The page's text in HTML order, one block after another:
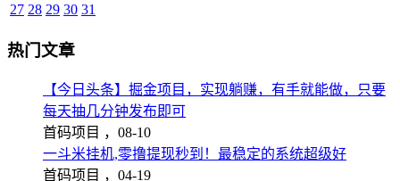
27 28 29 30 31
热门文章
【今日头条】掘金项目，实现躺赚，有手就能做，只要
每天抽几分钟发布即可
首码项目 ， 08-10
一斗米挂机,零撸提现秒到！最稳定的系统超级好
首码项目 ， 04-19